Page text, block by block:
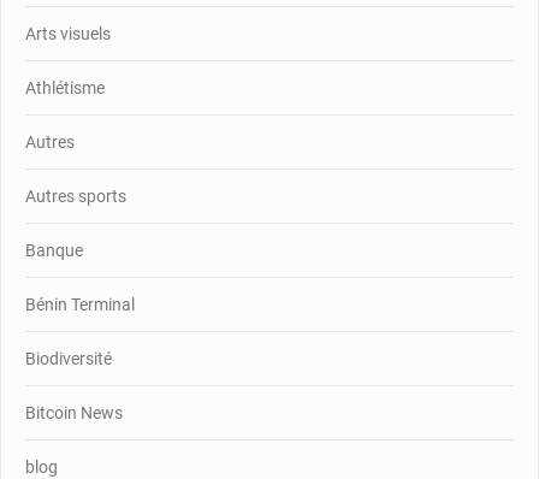
Arts visuels
Athlétisme
Autres
Autres sports
Banque
Bénin Terminal
Biodiversité
Bitcoin News
blog